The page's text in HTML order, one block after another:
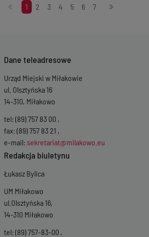
Stronicowanie
1 2 3 4 5 6 7
Dane teleadresowe
Urząd Miejski w Miłakowie
ul. Olsztyńska 16
14-310, Miłakowo
tel: (89) 757 83 00 ,
fax: (89) 757 83 21 ,
e-mail: sekretariat@milakowo.eu
Redakcja biuletynu
Łukasz Bylica
UM Miłakowo
ul.Olsztyńska 16,
14-310 Miłakowo
tel: (89) 757-83-00 ,